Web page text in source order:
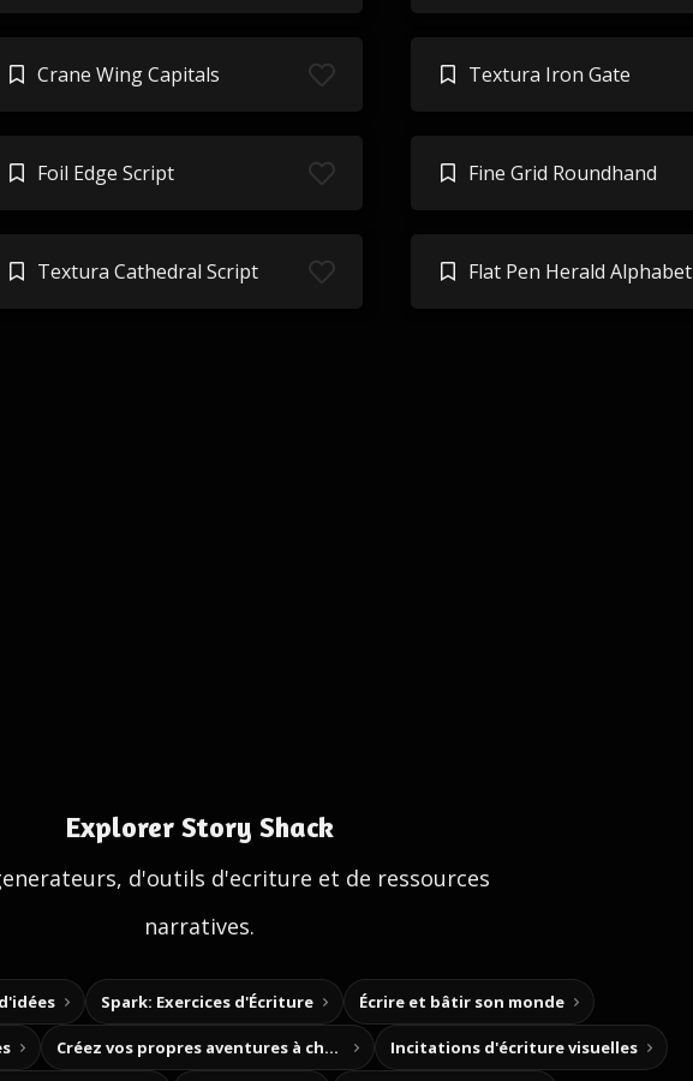
Crane Wing Capitals Textura Iron Gate
Foil Edge Script Fine Grid Roundhand
Textura Cathedral Script Flat Pen Herald Alphabet
Explorer Story Shack
d'outils d'ecriture et de ressources
narratives.
Spark: Exercices d'Écriture Écrire et bâtir son monde
Créez vos propres aventures à choix Incitations d'écriture visuelles